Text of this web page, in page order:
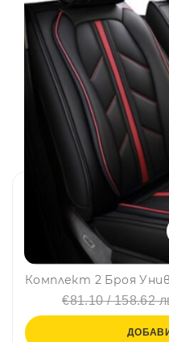
€81.10 / 158.62